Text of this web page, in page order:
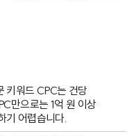
키워드 CPC는 건당
만으로는 1억 원 이상
기 어렵습니다.